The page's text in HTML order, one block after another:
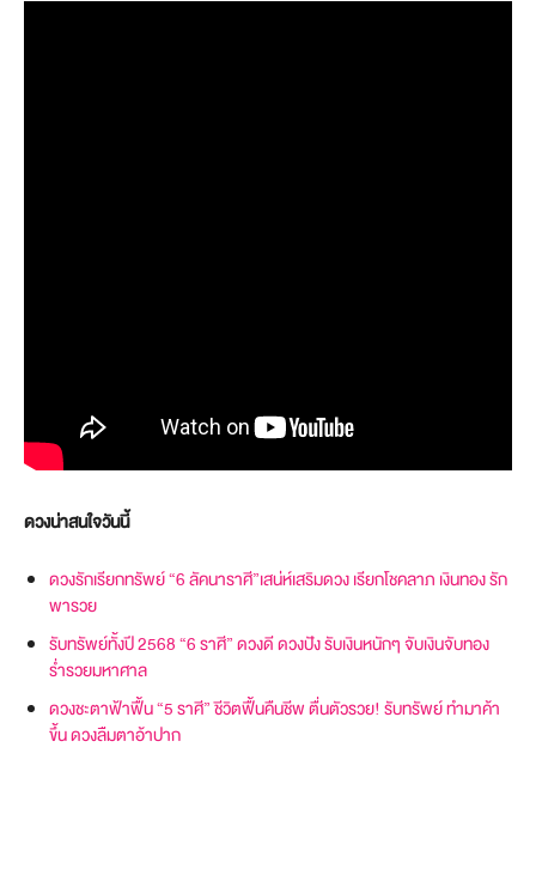
ดวงน่าสนใจวันนี้
ดวงรักเรียกทรัพย์ “6 ลัคนาราศี”เสน่ห์เสริมดวง เรียกโชคลาภ เงินทอง รัก
พารวย
รับทรัพย์ทั้งปี 2568 “6 ราศี” ดวงดี ดวงปัง รับเงินหนักๆ จับเงินจับทอง
ร่ำรวยมหาศาล
ดวงชะตาฟ้าฟื้น “5 ราศี” ชีวิตฟื้นคืนชีพ ตื่นตัวรวย! รับทรัพย์ ทำมาค้า
ขึ้น ดวงลืมตาอ้าปาก